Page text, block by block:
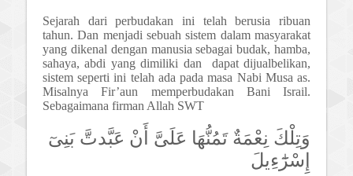
Sejarah dari perbudakanini telah berusia ribuan
tahun.Dan menjadi sebuah sistem dalam masyarakat
yang dikenal dengan manusia sebagai budak, hamba,
sahaya, abdi yang dimiliki dan dapat dijualbelikan,
sistem seperti ini telah ada pada masa Nabi Musa as.
MisalnyaFir’aun memperbudakan Bani Israil.
Sebagaimana firman Allah SWT
وَتِلْكَ نِعْمَةٌ تَمُنُّهَا عَلَىَّ أَنْ عَبَّدتَّ بَنِىٓ
إِسْرَٰٓءِيلَ